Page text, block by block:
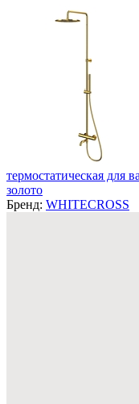
термостатическая для
золото
Бренд: WHITECROSS